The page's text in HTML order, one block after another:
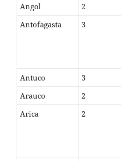
Angol
2
Antofagasta
3
Antuco
3
Arauco
2
Arica
2